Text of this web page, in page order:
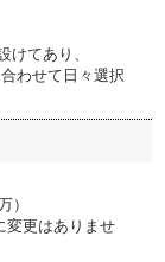
てあり、
わせて日々選択
）
変更はありませ